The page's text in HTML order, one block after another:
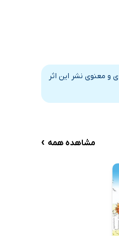
و معنوی نشر این اثر
مشاهده همه ›